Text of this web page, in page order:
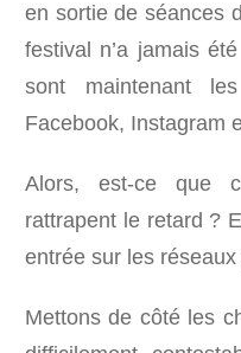
en sortie de séances
festival n’a jamais
sont maintenant
Facebook, Instagram
Alors, est-ce que
rattrapent le retard ?
entrée sur les
Mettons de côté les